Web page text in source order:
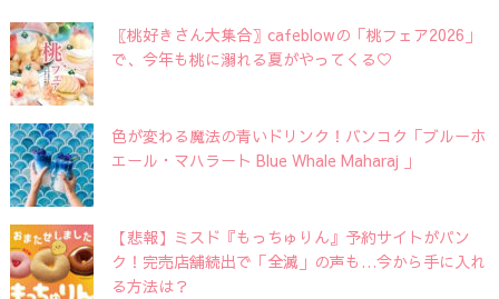
〖桃好きさん大集合〗cafeblowの「桃フェア2026」
で、今年も桃に溺れる夏がやってくる♡
色が変わる魔法の青いドリンク！バンコク「ブルーホ
エール・マハラート Blue Whale Maharaj 」
【悲報】ミスド『もっちゅりん』予約サイトがパン
ク！完売店舗続出で「全滅」の声も…今から手に入れ
る方法は？